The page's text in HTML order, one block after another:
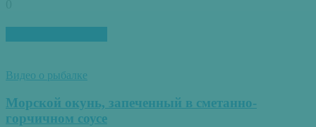
Видео о рыбалке
Морской окунь, запеченный в сметанно-
горчичном соусе